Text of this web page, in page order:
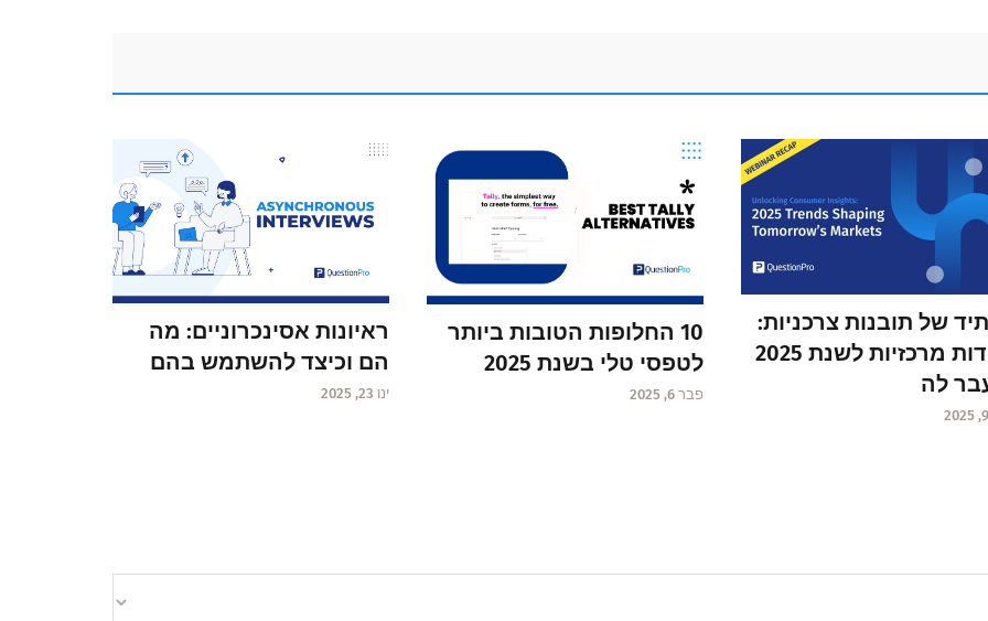
של תובנות צרכניות:
נקודות מרכזיות לשנת 2025
לה
10 החלופות הטובות ביותר
לטפסי טלי בשנת 2025
פבר 6, 2025
ראיונות אסינכרוניים: מה
הם וכיצד להשתמש בהם
ינו 23, 2025